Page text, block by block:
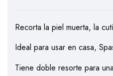
Recorta la piel muerta, la
Ideal para usar en casa,
Tiene doble resorte para